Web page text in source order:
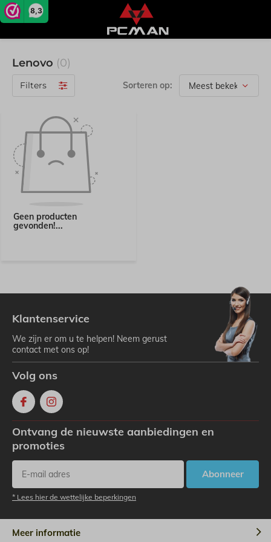
8,3
Lenovo (0)
Filters Sorteren op:
Geen producten
gevonden!...
Klantenservice
We zijn er om u te helpen! Neem gerust
contact met ons op!
Volg ons
Ontvang de nieuwste aanbiedingen en
promoties
Abonneer
* Lees hier de wettelijke beperkingen
Meer informatie